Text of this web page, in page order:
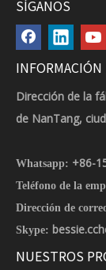
SÍGANOS
Dirección de la
de NanTang,
Whatsapp: +86-
Teléfono de la
Dirección de
Skype:
NUESTROS